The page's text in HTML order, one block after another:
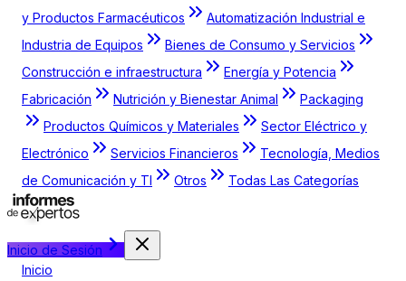
y Productos Farmacéuticos
Automatización Industrial e
Industria de Equipos
Bienes de Consumo y Servicios
Construcción e infraestructura
Energía y Potencia
Fabricación
Nutrición y Bienestar Animal
Packaging
Productos Químicos y Materiales
Sector Eléctrico y
Electrónico
Servicios Financieros
Tecnología, Medios
de Comunicación y TI
Otros Todas Las Categorías
Inicio de Sesión
Inicio